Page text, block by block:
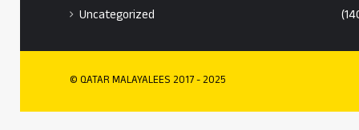
Uncategorized
© QATAR MALAYALEES 2017 - 2025